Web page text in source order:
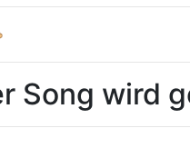
Song wird